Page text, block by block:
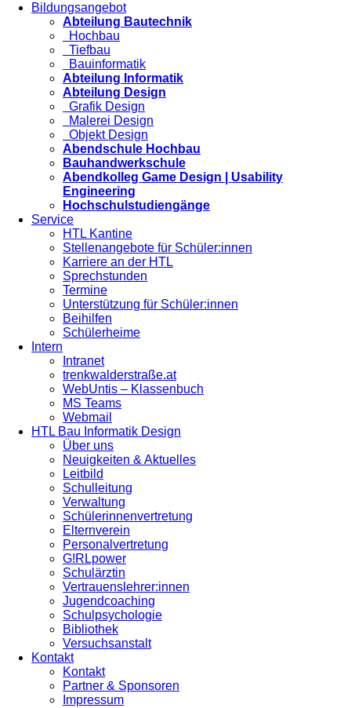
Bildungsangebot
Abteilung Bautechnik
Hochbau
Tiefbau
Bauinformatik
Abteilung Informatik
Abteilung Design
Grafik Design
Malerei Design
Objekt Design
Abendschule Hochbau
Bauhandwerkschule
Abendkolleg Game Design | Usability
Engineering
Hochschulstudiengänge
Service
HTL Kantine
Stellenangebote für Schüler:innen
Karriere an der HTL
Sprechstunden
Termine
Unterstützung für Schüler:innen
Beihilfen
Schülerheime
Intern
Intranet
trenkwalderstraße.at
WebUntis – Klassenbuch
MS Teams
Webmail
HTL Bau Informatik Design
Über uns
Neuigkeiten & Aktuelles
Leitbild
Schulleitung
Verwaltung
Schülerinnenvertretung
Elternverein
Personalvertretung
G!RLpower
Schulärztin
Vertrauenslehrer:innen
Jugendcoaching
Schulpsychologie
Bibliothek
Versuchsanstalt
Kontakt
Kontakt
Partner & Sponsoren
Impressum